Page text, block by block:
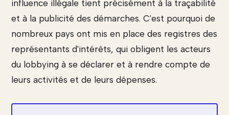
influence illégale tient précisément à la traçabilité
et à la publicité des démarches. C'est pourquoi de
nombreux pays ont mis en place des registres des
représentants d'intérêts, qui obligent les acteurs
du lobbying à se déclarer et à rendre compte de
leurs activités et de leurs dépenses.